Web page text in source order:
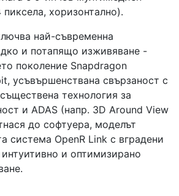
хоризонтално).
най-съвременна
и потапящо изживяване -
поколение Snapdragon
усъвършенствана свързаност с
технология за
и ADAS (напр. 3D Around View
до софтуера, моделът
система OpenR Link с вградени
и оптимизирано